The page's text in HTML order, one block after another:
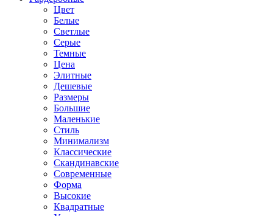
Цвет
Белые
Светлые
Серые
Темные
Цена
Элитные
Дешевые
Размеры
Большие
Маленькие
Стиль
Минимализм
Классические
Скандинавские
Современные
Форма
Высокие
Квадратные